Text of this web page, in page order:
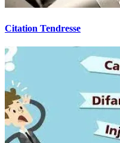
Citation Tendresse